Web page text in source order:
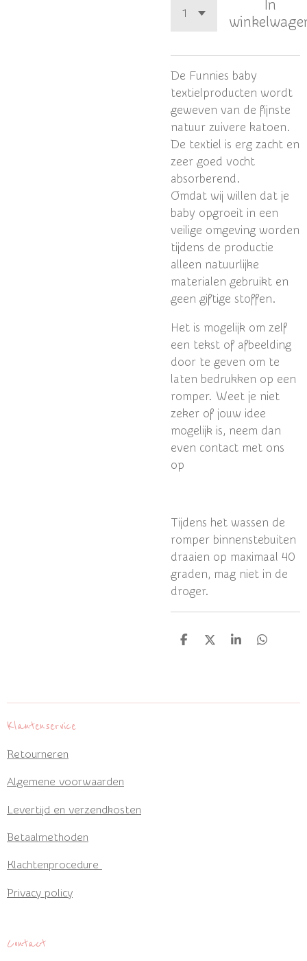
In
De Funnies baby
textielproducten wordt
geweven van de fijnste
natuur zuivere katoen.
De textiel is erg zacht en
zeer goed vocht
absorberend.
Omdat wij willen dat je
baby opgroeit in een
veilige omgeving worden
tijdens de productie
alleen natuurlijke
materialen gebruikt en
geen giftige stoffen.
Het is mogelijk om zelf
een tekst of afbeelding
door te geven om te
laten bedrukken op een
romper. Weet je niet
zeker of jouw idee
mogelijk is, neem dan
even contact met ons
op
Tijdens het wassen de
romper binnenstebuiten
draaien op maximaal 40
graden, mag niet in de
droger.
D
D
S
D
Klantenservice
Retourneren
Algemene voorwaarden
Levertijd en verzendkosten
Betaalmethoden
Klachtenprocedure
Privacy policy
Contact